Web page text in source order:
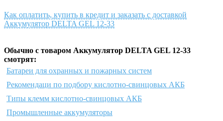
Как оплатить, купить в кредит и заказать с доставкой
Аккумулятор DELTA GEL 12-33
Обычно с товаром Аккумулятор DELTA GEL 12-33
смотрят:
Батареи для охранных и пожарных систем
Рекомендаци по подбору кислотно-свинцовых АКБ
Типы клемм кислотно-свинцовых АКБ
Промышленные аккумуляторы